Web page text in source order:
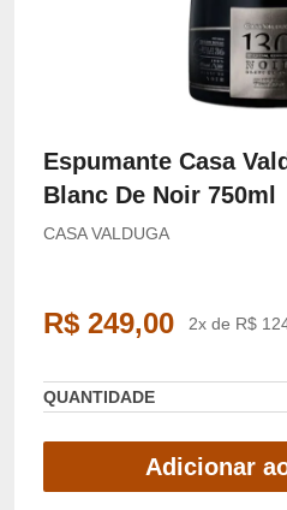
Espumante Casa
Blanc De Noir 750ml
CASA VALDUGA
R$ 249,00 2x de R$
QUANTIDADE
Adicionar